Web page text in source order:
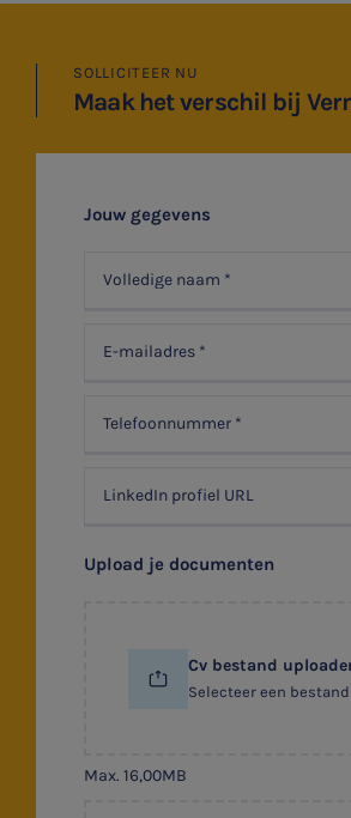
Typ hieronder uw zoekterm
Stages
Contact
SOLLICITEER NU
Maak het verschil bij
Jouw gegevens
Upload je documenten
Cv bestand
Selecteer een bestand
Max. 16,00MB